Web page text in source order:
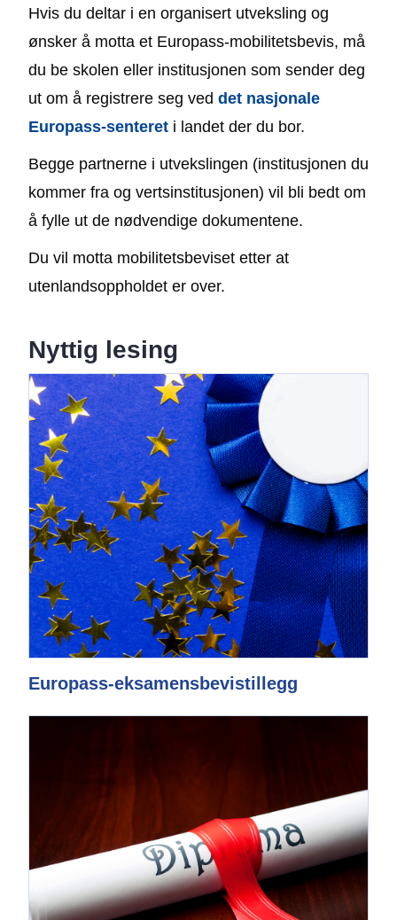
Hvis du deltar i en organisert utveksling og
ønsker å motta et Europass-mobilitetsbevis, må
du be skolen eller institusjonen som sender deg
ut om å registrere seg ved det nasjonale
Europass-senteret i landet der du bor.
Begge partnerne i utvekslingen (institusjonen du
kommer fra og vertsinstitusjonen) vil bli bedt om
å fylle ut de nødvendige dokumentene.
Du vil motta mobilitetsbeviset etter at
utenlandsoppholdet er over.
Nyttig lesing
Europass-eksamensbevistillegg